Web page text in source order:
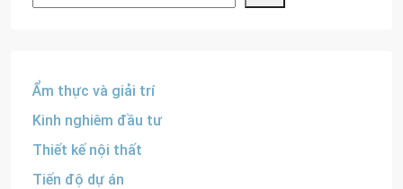
Ẩm thực và giải trí
Kinh nghiêm đầu tư
Thiết kế nội thất
Tiến độ dự án